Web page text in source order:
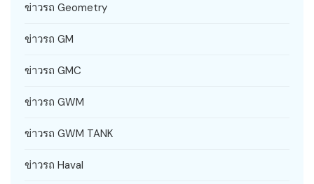
ข่าวรถ Geometry
ข่าวรถ GM
ข่าวรถ GMC
ข่าวรถ GWM
ข่าวรถ GWM TANK
ข่าวรถ Haval